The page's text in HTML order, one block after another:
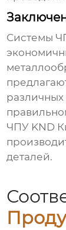
Системы
различных
ЧПУ KND
деталей.